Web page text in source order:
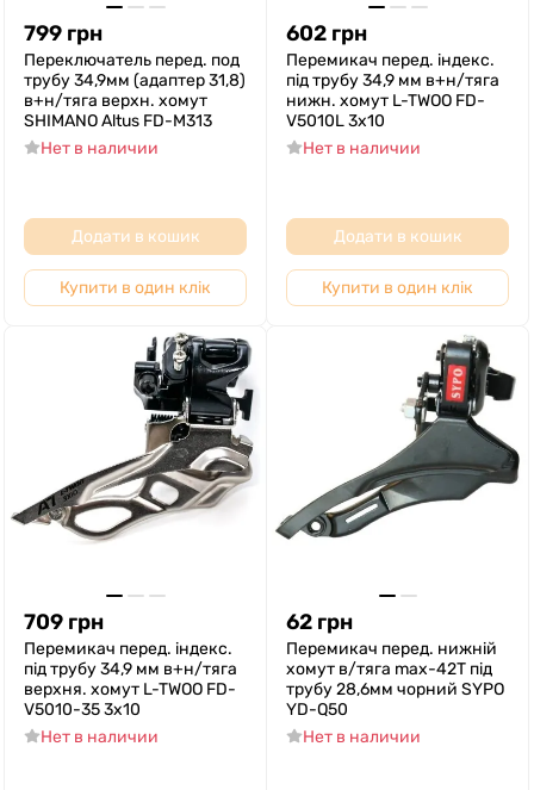
799 грн
Переключатель перед. под
трубу 34,9мм (адаптер 31,8)
в+н/тяга верхн. хомут
SHIMANO Altus FD-M313
Нет в наличии
Додати в кошик
Купити в один клік
602 грн
Перемикач перед. індекс.
під трубу 34,9 мм в+н/тяга
нижн. хомут L-TWOO FD-
V5010L 3x10
Нет в наличии
Додати в кошик
Купити в один клік
709 грн
Перемикач перед. індекс.
під трубу 34,9 мм в+н/тяга
верхня. хомут L-TWOO FD-
V5010-35 3x10
Нет в наличии
62 грн
Перемикач перед. нижній
хомут в/тяга max-42T під
трубу 28,6мм чорний SYPO
YD-Q50
Нет в наличии